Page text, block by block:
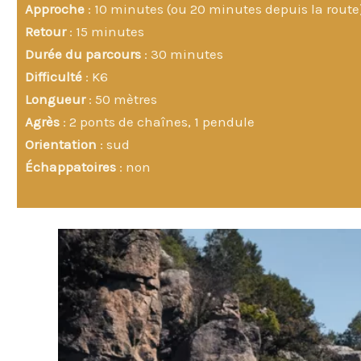
Approche : 10 minutes (ou 20 minutes depuis la
Retour: 15 minutes
Durée du parcours : 30 minutes
Difficulté : K6
Longueur: 50 mètres
Agrès : 2 ponts de chaînes, 1 pendule
Orientation : sud
Échappatoires : non